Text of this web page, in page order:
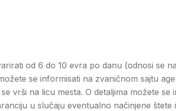
od 6 do 10 evra po danu (odnosi se
se informisati na zvaničnom sajtu
vrši na licu mesta. O detaljima možete
u slučaju eventualno načinjene